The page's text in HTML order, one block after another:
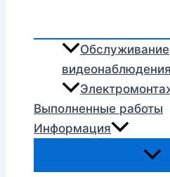
Обслуживание
видеонаблюдения
Выполненные работы
Информация